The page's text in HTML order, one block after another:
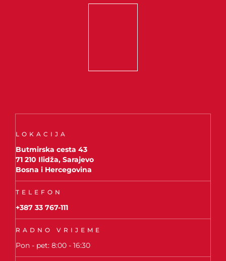
LOKACIJA
Butmirska cesta 43
71 210 Ilidža, Sarajevo
Bosna i Hercegovina
TELEFON
+387 33 767-111
RADNO VRIJEME
Pon - pet: 8:00 - 16:30